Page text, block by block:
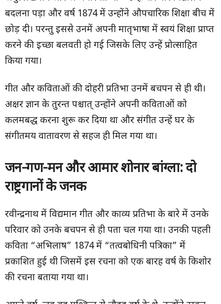
बदलना पड़ा और वर्ष 1874 में उन्होंने औपचारिक शिक्षा बीच में
छोड़ दी। परन्तु इससे उनमें अपनी मातृभाषा में स्वयं शिक्षा प्राप्त
करने की इच्छा बलवती हो गई जिसके लिए उन्हें प्रोत्साहित
किया गया।
गीत और कविताओं की दोहरी प्रतिभा उनमें बचपन से ही थी।
अक्षर ज्ञान के तुरन्त पश्चात् उन्होंने अपनी कविताओं को
कलमबद्ध करना शुरू कर दिया था और संगीत उन्हें घर के
संगीतमय वातावरण से सहज ही मिल गया था।
जन-गण-मन और आमार शोनार बांग्ला: दो
राष्ट्रगानों के जनक
रवीन्द्रनाथ में विद्यमान गीत और काव्य प्रतिभा के बारे में उनके
परिवार को उनके बचपन से ही पता चल गया था। उनकी पहली
कविता “अभिलाष” 1874 में “तत्वबोधिनी पत्रिका” में
प्रकाशित हुई थी जिसमें इस रचना को एक बारह वर्ष के किशोर
की रचना बताया गया था।